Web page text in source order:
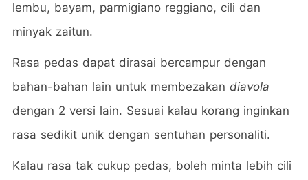
lembu, bayam, parmigiano reggiano, cili dan
minyak zaitun.
Rasa pedas dapat dirasai bercampur dengan
bahan-bahan lain untuk membezakan diavola
dengan 2 versi lain. Sesuai kalau korang inginkan
rasa sedikit unik dengan sentuhan personaliti.
Kalau rasa tak cukup pedas, boleh minta lebih cili